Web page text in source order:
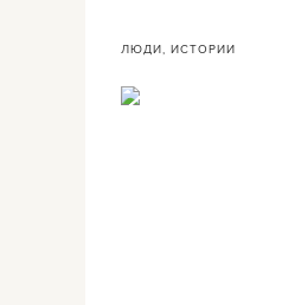
ЛЮДИ, ИСТОРИИ